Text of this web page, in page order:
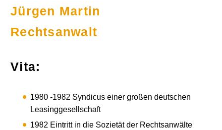
Jürgen Martin
Rechtsanwalt
Vita:
1980 -1982 Syndicus einer großen deutschen
Leasinggesellschaft
1982 Eintritt in die Sozietät der Rechtsanwälte